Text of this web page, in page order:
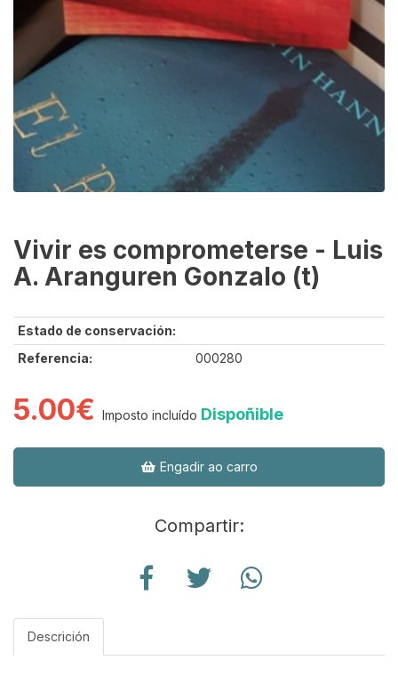
Vivir es comprometerse - Luis
A. Aranguren Gonzalo (t)
Estado de conservación:
Referencia:
000280
5.00€ Imposto incluído Dispoñible
Engadir ao carro
Compartir:
Descrición